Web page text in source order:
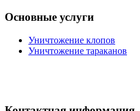
Основные услуги
Уничтожение клопов
Уничтожение тараканов